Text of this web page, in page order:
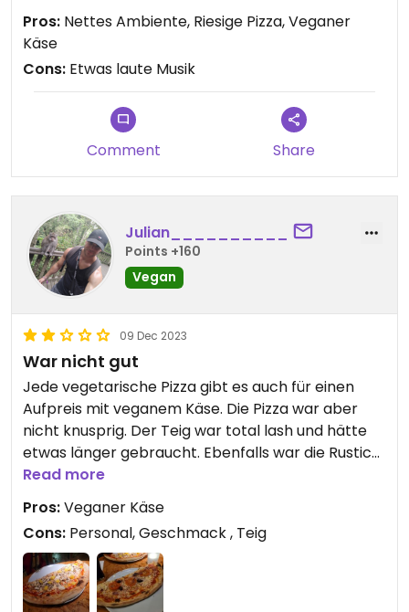
Pros: Nettes Ambiente, Riesige Pizza, Veganer
Käse
Cons: Etwas laute Musik
Comment Share
Julian__________
Points +160
Vegan
09 Dec 2023
War nicht gut
Jede vegetarische Pizza gibt es auch für einen
Aufpreis mit veganem Käse. Die Pizza war aber
nicht knusprig. Der Teig war total lash und hätte
etwas länger gebraucht. Ebenfalls war die Rustica
geschmacklich nicht so gut und das Personal
hätte freundlicher sein können.
Read more
Pros:Veganer Käse
Cons: Personal, Geschmack , Teig